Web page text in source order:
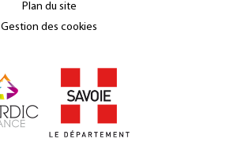
Plan du site
Gestion des cookies